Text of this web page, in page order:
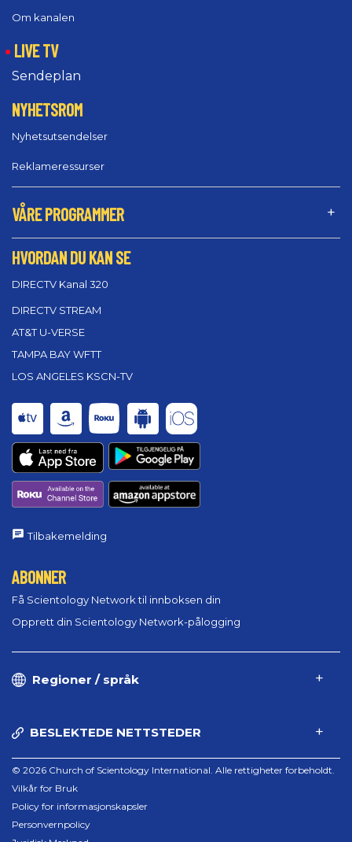
Om kanalen
LIVE TV
Sendeplan
NYHETSROM
Nyhetsutsendelser
Reklameressurser
VÅRE PROGRAMMER
HVORDAN DU KAN SE
DIRECTV Kanal 320
DIRECTV STREAM
AT&T U-VERSE
TAMPA BAY WFTT
LOS ANGELES KSCN-TV
Tilbakemelding
ABONNER
Få Scientology Network til innboksen din
Opprett din Scientology Network-pålogging
Regioner / språk
BESLEKTEDE NETTSTEDER
© 2026 Church of Scientology International. Alle rettigheter forbeholdt.
Vilkår for Bruk
Policy for informasjonskapsler
Personvernpolicy